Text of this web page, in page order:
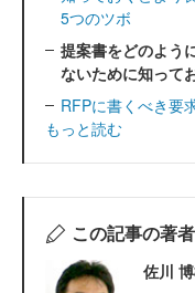
5つのツボ
提案書をどのよう
ないために知って
RFPに書くべき要
もっと読む
この記事の著者
佐川